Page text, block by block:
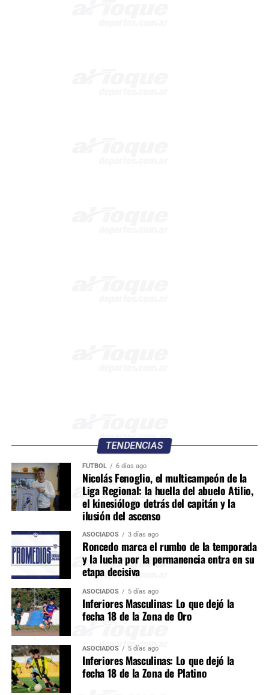
TENDENCIAS
FÚTBOL 6 días ago
Nicolás Fenoglio, el multicampeón de la
Liga Regional: la huella del abuelo Atilio,
el kinesiólogo detrás del capitán y la
ilusión del ascenso
ASOCIADOS 3 días ago
Roncedo marca el rumbo de la temporada
y la lucha por la permanencia entra en su
etapa decisiva
ASOCIADOS 5 días ago
Inferiores Masculinas: Lo que dejó la
fecha 18 de la Zona de Oro
ASOCIADOS 5 días ago
Inferiores Masculinas: Lo que dejó la
fecha 18 de la Zona de Platino